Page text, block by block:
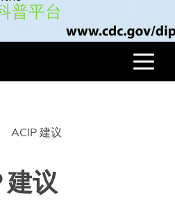
普平台
ACIP 建议
建议